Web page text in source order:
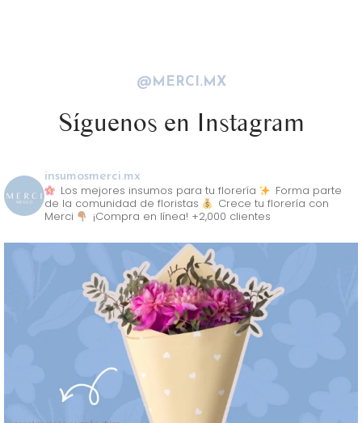
@MERCI.MX
Síguenos en Instagram
insumosmerci.mx
Los mejores insumos para tu florería
Forma parte
de la comunidad de floristas
Crece tu florería con
Merci
¡Compra en línea! +2,000 clientes